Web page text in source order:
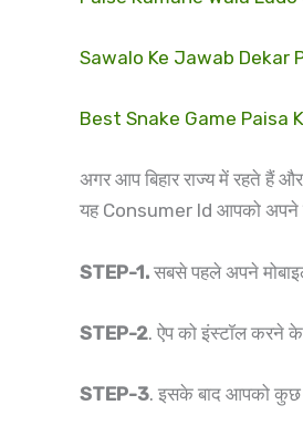
Sawalo Ke Jawab Dekar
Best Snake Game Paisa
अगर आप बिहार राज्य में रहते हैं
यह Consumer Id आपको अपने
STEP-1. सबसे पहले अपने
STEP-2. ऐप को इंस्टॉल करने
STEP-3. इसके बाद आपको कुछ